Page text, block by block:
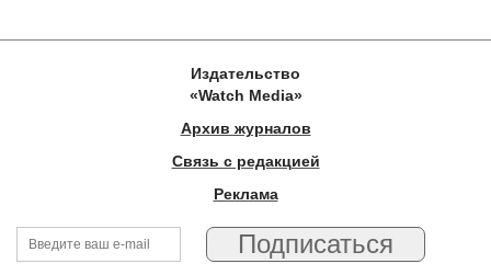
Издательство
«Watch Media»
Архив журналов
Связь с редакцией
Реклама